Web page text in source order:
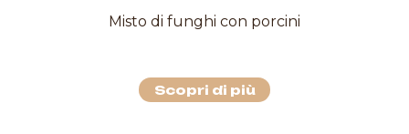
Misto di funghi con porcini
Scopri di più